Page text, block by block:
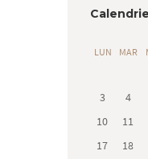
LUN MAR
3
4
10
11
17
18